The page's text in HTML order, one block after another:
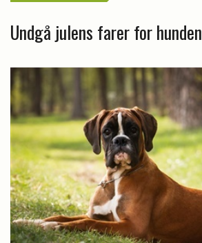
Undgå julens farer for hunden